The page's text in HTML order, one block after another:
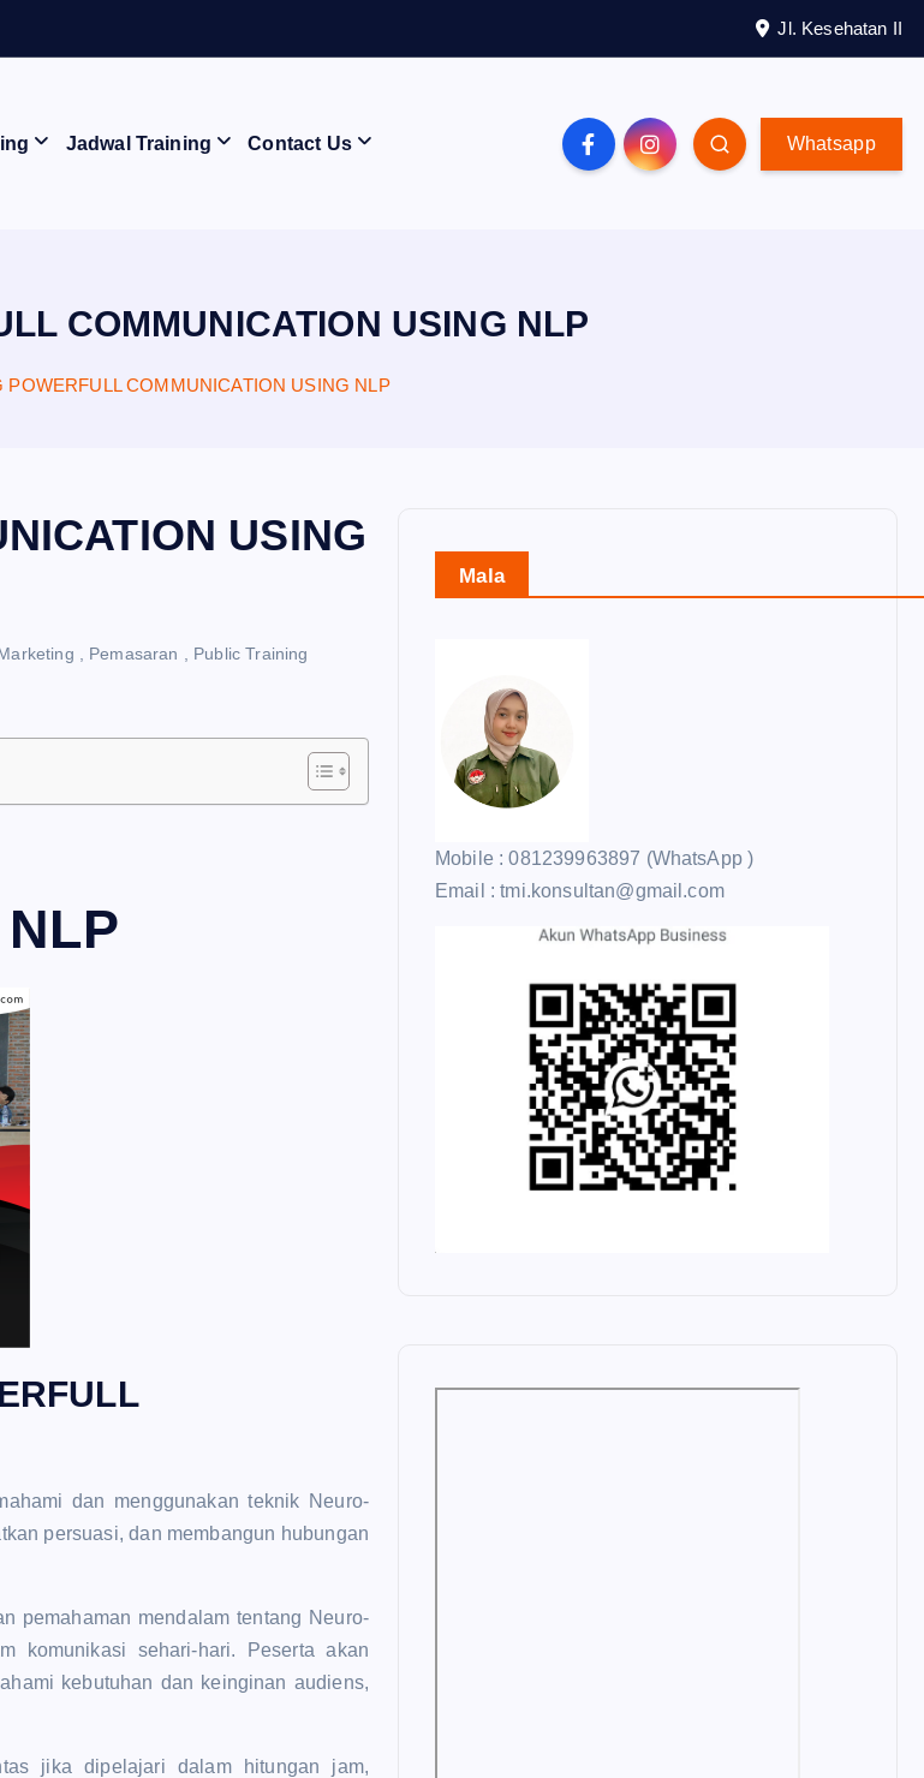
Jl. Kesehatan II
Jadwal Training Contact Us Whatsapp
COMMUNICATION USING NLP
POWERFULL COMMUNICATION USING NLP
USING
Pemasaran
Public Training
dan menggunakan teknik Neuro-
persuasi, dan membangun hubungan
pemahaman mendalam tentang Neuro-
komunikasi sehari-hari. Peserta akan
kebutuhan dan keinginan audiens,
jika dipelajari dalam hitungan jam,
Mala
Mobile : 081239963897 (WhatsApp )
Email : tmi.konsultan@gmail.com